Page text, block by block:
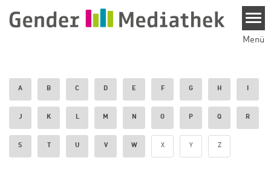
Menü
A B C D E F G H
J K L M N O P Q R
S U V W X Y Z